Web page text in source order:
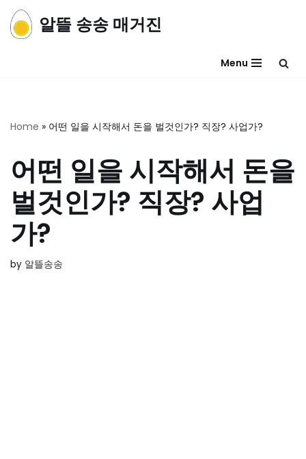
콘
알뜰 송송 매거진
Menu
Home » 어떤 일을 시작해서 돈을 벌것인가? 직장? 사업가?
어떤 일을 시작해서 돈을
벌것인가? 직장? 사업
가?
by 알뜰송송